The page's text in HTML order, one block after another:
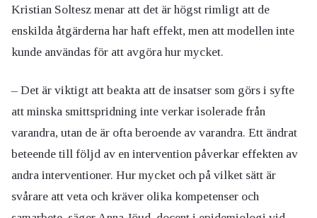
Kristian Soltesz menar att det är högst rimligt att de
enskilda åtgärderna har haft effekt, men att modellen inte
kunde användas för att avgöra hur mycket.
– Det är viktigt att beakta att de insatser som görs i syfte
att minska smittspridning inte verkar isolerade från
varandra, utan de är ofta beroende av varandra. Ett ändrat
beteende till följd av en intervention påverkar effekten av
andra interventioner. Hur mycket och på vilket sätt är
svårare att veta och kräver olika kompetenser och